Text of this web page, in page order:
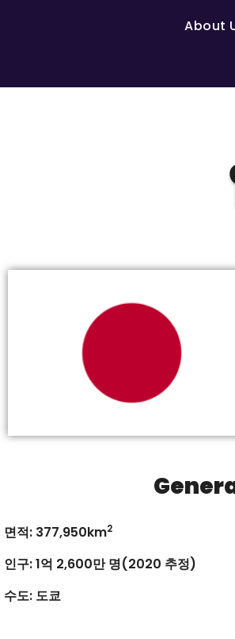
About
면적: 377,950km2
인구: 1억 2,600만 명(2020 추정)
수도: 도쿄